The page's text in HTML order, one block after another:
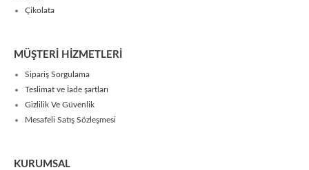
Çikolata
MÜŞTERİ HİZMETLERİ
Sipariş Sorgulama
Teslimat ve İade şartları
Gizlilik Ve Güvenlik
Mesafeli Satış Sözleşmesi
KURUMSAL